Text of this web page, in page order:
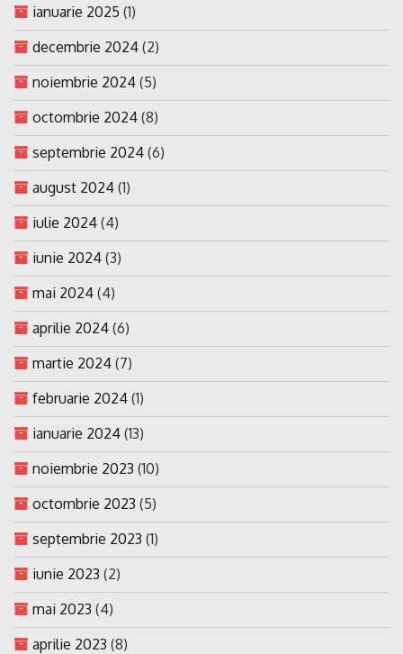
ianuarie 2025 (1)
decembrie 2024 (2)
noiembrie 2024 (5)
octombrie 2024 (8)
septembrie 2024 (6)
august 2024 (1)
iulie 2024 (4)
iunie 2024 (3)
mai 2024 (4)
aprilie 2024 (6)
martie 2024 (7)
februarie 2024 (1)
ianuarie 2024 (13)
noiembrie 2023 (10)
octombrie 2023 (5)
septembrie 2023 (1)
iunie 2023 (2)
mai 2023 (4)
aprilie 2023 (8)